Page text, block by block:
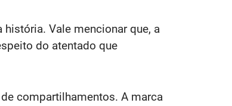
Vale mencionar que, a
do atentado que
compartilhamentos. A marca